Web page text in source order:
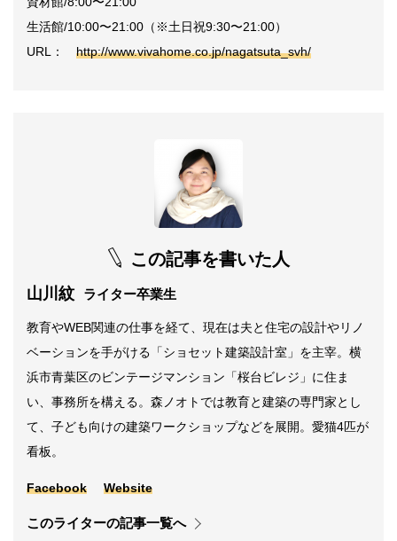
生活館/10:00〜21:00（※土日祝9:30〜21:00）
URL： http://www.vivahome.co.jp/nagatsuta_svh/
この記事を書いた人
山川紋 ライター卒業生
教育やWEB関連の仕事を経て、現在は夫と住宅の設計やリノ
ベーションを手がける「ショセット建築設計室」を主宰。横
浜市青葉区のビンテージマンション「桜台ビレジ」に住ま
い、事務所を構える。森ノオトでは教育と建築の専門家とし
て、子ども向けの建築ワークショップなどを展開。愛猫4匹が
看板。
Facebook Website
このライターの記事一覧へ